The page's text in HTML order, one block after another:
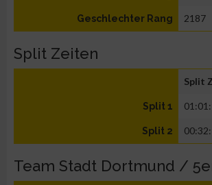
Geschlechter Rang 2187
Split Zeiten
Split
Split 1
Split 2
Team Stadt Dortmund /